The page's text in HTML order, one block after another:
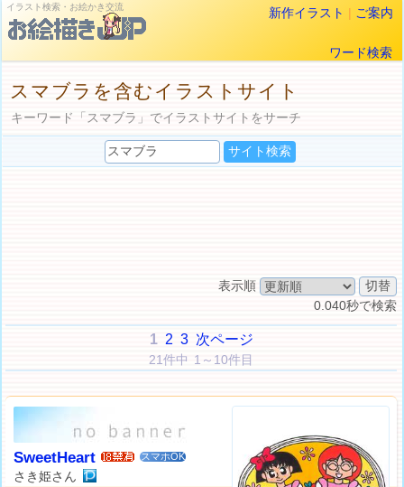
イラスト検索・お絵かき交流 新作イラスト | ご案内
ワード検索
スマブラを含むイラストサイト
キーワード「スマブラ」でイラストサイトをサーチ
表示順
0.040秒で検索
1 2 3 次ページ
21件中 1～10件目
SweetHeart スマホOK
さき姫さん